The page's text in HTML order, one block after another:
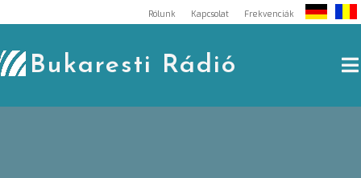
to
content
Rólunk Kapcsolat Frekvenciák
Bukaresti Rádió